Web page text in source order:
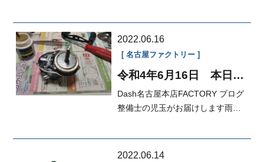
2022.06.16
名古屋ファクトリー
令和4年6月16日 本日の
Dash名古屋本店FACTORY ブログ
整備士の児玉がお届けします雨が
2022.06.14